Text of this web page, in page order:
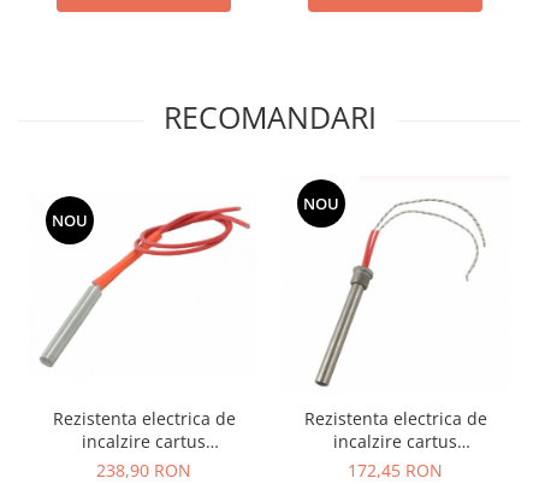
RECOMANDARI
NOU
Rezistenta electrica de
incalzire cartus
16mmx240mm 220V 2000W
238,90 RON
NOU
Rezistenta electrica de
incalzire cartus
12mmx100mm 220V 300W
172,45 RON